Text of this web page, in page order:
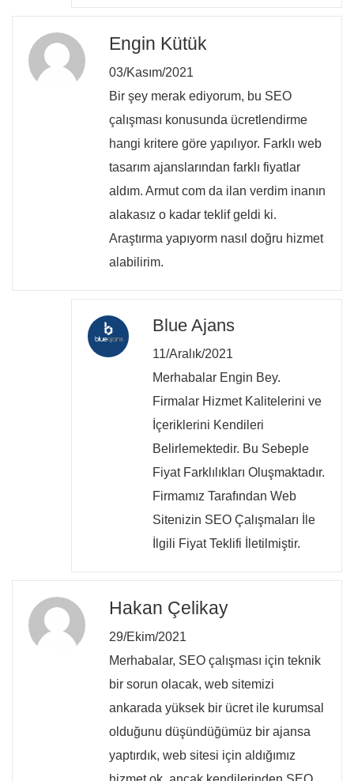
Engin Kütük
03/Kasım/2021
Bir şey merak ediyorum, bu SEO
çalışması konusunda ücretlendirme
hangi kritere göre yapılıyor. Farklı web
tasarım ajanslarından farklı fiyatlar
aldım. Armut com da ilan verdim inanın
alakasız o kadar teklif geldi ki.
Araştırma yapıyorm nasıl doğru hizmet
alabilirim.
Blue Ajans
11/Aralık/2021
Merhabalar Engin Bey.
Firmalar Hizmet Kalitelerini ve
İçeriklerini Kendileri
Belirlemektedir. Bu Sebeple
Fiyat Farklılıkları Oluşmaktadır.
Firmamız Tarafından Web
Sitenizin SEO Çalışmaları İle
İlgili Fiyat Teklifi İletilmiştir.
Hakan Çelikay
29/Ekim/2021
Merhabalar, SEO çalışması için teknik
bir sorun olacak, web sitemizi
ankarada yüksek bir ücret ile kurumsal
olduğunu düşündüğümüz bir ajansa
yaptırdık, web sitesi için aldığımız